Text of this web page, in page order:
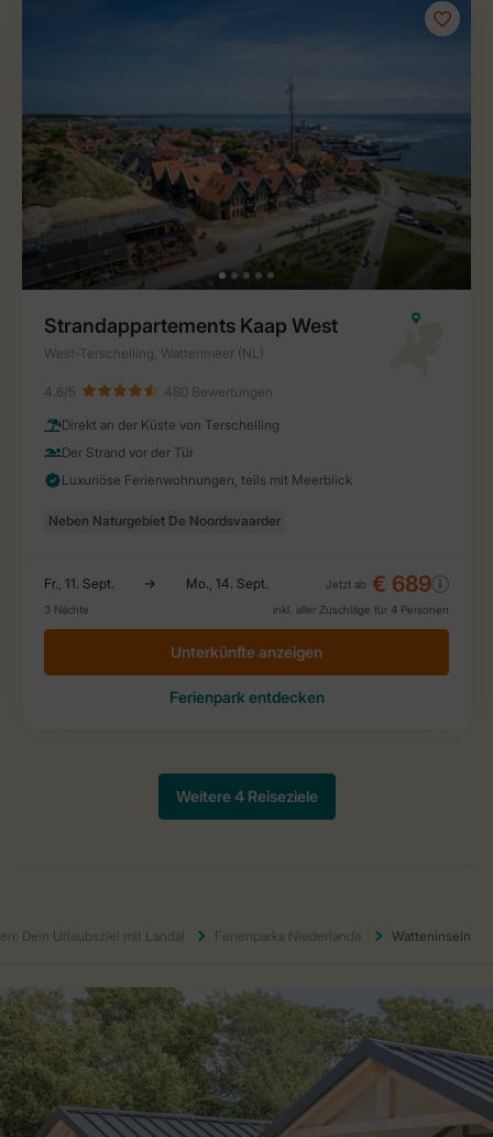
Dein Urlaubsziel mit Landal Ferienparks Niederlande Watteninseln